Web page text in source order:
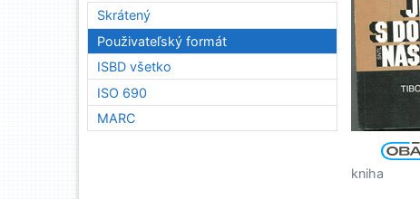
kniha
Skrátený
Použivateľský formát
ISBD všetko
ISO 690
MARC